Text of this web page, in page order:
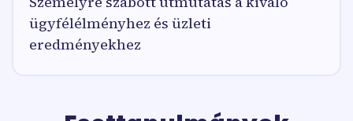
ügyfélélményhez és üzleti
eredményekhez